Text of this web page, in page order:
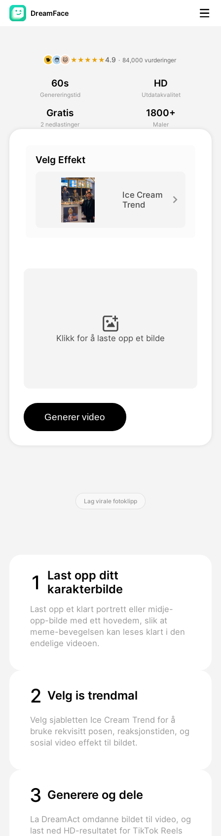
DreamFace
Avatar Video
AI Video
Se alle maler
Blogg
🐕 🧑 🐱 ★★★★★4.9 · 84,000 vurderinger
60s
Genereringstid
HD
Utdatakvalitet
Gratis
2 nedlastinger
1800+
Maler
Velg Effekt
Ice Cream
Trend
Klikk for å laste opp et bilde
Generer video
Lag virale fotoklipp
1
Last opp ditt
karakterbilde
Last opp et klart portrett eller midje-
opp-bilde med ett hovedem, slik at
meme-bevegelsen kan leses klart i den
endelige videoen.
2 Velg is trendmal
Velg sjabletten Ice Cream Trend for å
bruke rekvisitt posen, reaksjonstiden, og
sosial video effekt til bildet.
3 Generere og dele
La DreamAct omdanne bildet til video, og
last ned HD-resultatet for TikTok Reels